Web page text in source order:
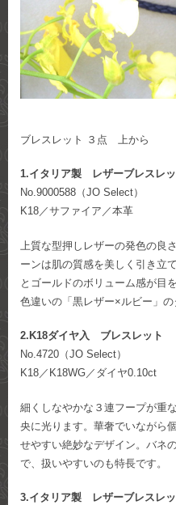
ブレスレット ３点 上から
1.イタリア製 レザーブレスレッ
No.9000588（JO Select）
K18／サファイア／本革
上質な型押しレザーの発色の良
ーンは肌の質感を美しく引き立
とゴールドのボリューム感が目
色違いの「黒レザー×ルビー」の
2.K18ダイヤ入 ブレスレット
No.4720（JO Select）
K18／K18WG／ダイヤ0.10ct
細くしなやかな３連フープが重
央に光ります。華奢でいながら
せやすい絶妙なデザイン。バネ
で、扱いやすいのも特長です。
3.イタリア製 レザーブレスレッ